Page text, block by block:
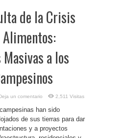
de la Crisis
a los
un comentario 2,511 Visitas
han sido
de sus tierras para dar
y a proyectos